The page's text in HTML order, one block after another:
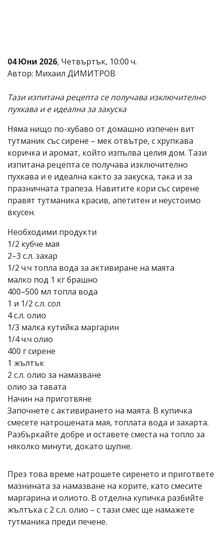
читателите
и
носи
отговорност
тях!
откриете
обиден
за
коментар,
моля
сигнализирайте
ни!
04 Юни 2026, Четвъртък, 10:00 ч.
Автор: Михаил ДИМИТРОВ
Тази изпитана рецепта се получава изключително
пухкава и е идеална за закуска
Няма нищо по-хубаво от домашно изпечен вит
тутманик със сирене – мек отвътре, с хрупкава
коричка и аромат, който изпълва целия дом. Тази
изпитана рецепта се получава изключително
пухкава и е идеална както за закуска, така и за
празничната трапеза. Навитите кори със сирене
правят тутманика красив, апетитен и неустоимо
вкусен.
Необходими продукти
1/2 кубче мая
2–3 с.л. захар
1/2 ч.ч топла вода за активиране на маята
малко под 1 кг брашно
400–500 мл топла вода
1 и 1/2 с.л. сол
4 с.л. олио
1/3 малка кутийка маргарин
1/4 ч.ч олио
400 г сирене
1 жълтък
2 с.л. олио за намазване
олио за тавата
Начин на приготвяне
Започнете с активирането на маята. В купичка
смесете натрошената мая, топлата вода и захарта.
Разбъркайте добре и оставете сместа на топло за
няколко минути, докато шупне.
През това време натрошете сиренето и пригответе
мазнината за намазване на корите, като смесите
маргарина и олиото. В отделна купичка разбийте
жълтъка с 2 с.л. олио – с тази смес ще намажете
тутманика преди печене.